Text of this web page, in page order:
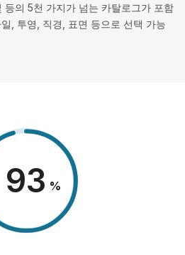
의 5천 가지가 넘는 카탈로그가 포함
, 투영, 직경, 표면 등으로 선택 가능
98 %